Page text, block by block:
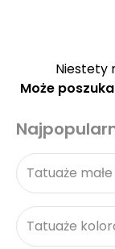
Niestety
Może
Tatuaże małe
Tatuaże